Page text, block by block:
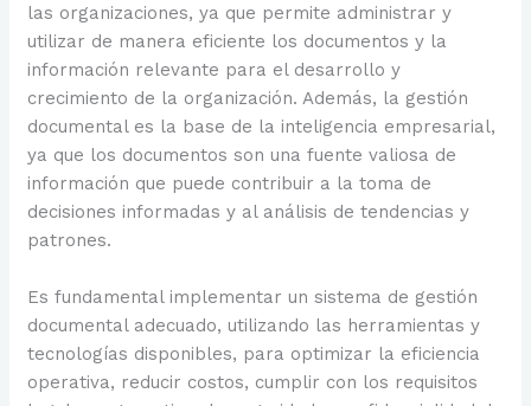
las organizaciones, ya que permite administrar y
utilizar de manera eficiente los documentos y la
información relevante para el desarrollo y
crecimiento de la organización. Además, la gestión
documental es la base de la inteligencia empresarial,
ya que los documentos son una fuente valiosa de
información que puede contribuir a la toma de
decisiones informadas y al análisis de tendencias y
patrones.
Es fundamental implementar un sistema de gestión
documental adecuado, utilizando las herramientas y
tecnologías disponibles, para optimizar la eficiencia
operativa, reducir costos, cumplir con los requisitos